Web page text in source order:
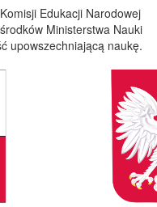
Edukacji Narodowej
Ministerstwa Nauki
upowszechniającą naukę.